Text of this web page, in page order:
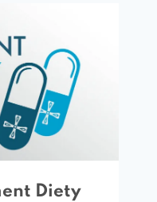
Diety